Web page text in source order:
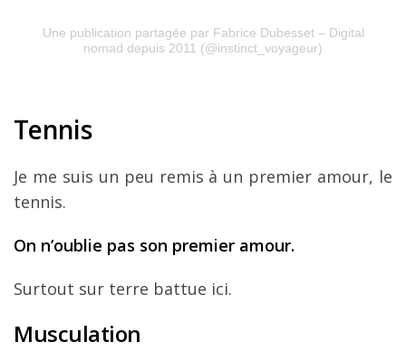
Une publication partagée par Fabrice Dubesset – Digital
nomad depuis 2011 (@instinct_voyageur)
Tennis
Je me suis un peu remis à un premier amour, le
tennis.
On n’oublie pas son premier amour.
Surtout sur terre battue ici.
Musculation